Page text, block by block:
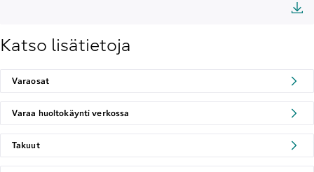
Katso lisätietoja
Varaosat
Varaa huoltokäynti verkossa
Takuut